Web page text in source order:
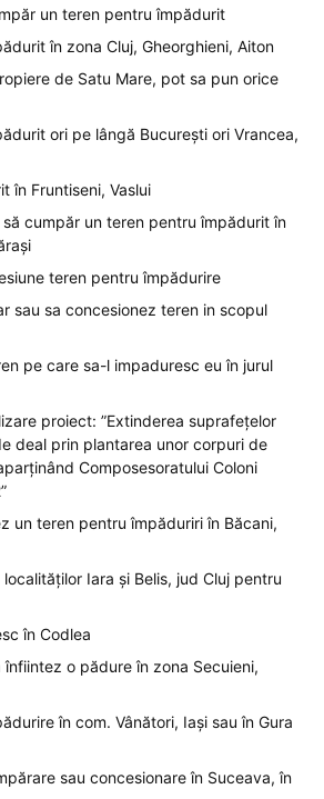
un teren pentru împădurit
în zona Cluj, Gheorghieni, Aiton
de Satu Mare, pot sa pun orice
ori pe lângă București ori Vrancea,
în Fruntiseni, Vaslui
cumpăr un teren pentru împădurit în
teren pentru împădurire
sau sa concesionez teren in scopul
pe care sa-l impaduresc eu în jurul
proiect: ”Extinderea suprafețelor
deal prin plantarea unor corpuri de
Composesoratului Coloni
un teren pentru împăduriri în Băcani,
Iara și Belis, jud Cluj pentru
în Codlea
o pădure în zona Secuieni,
în com. Vânători, Iași sau în Gura
sau concesionare în Suceava, în